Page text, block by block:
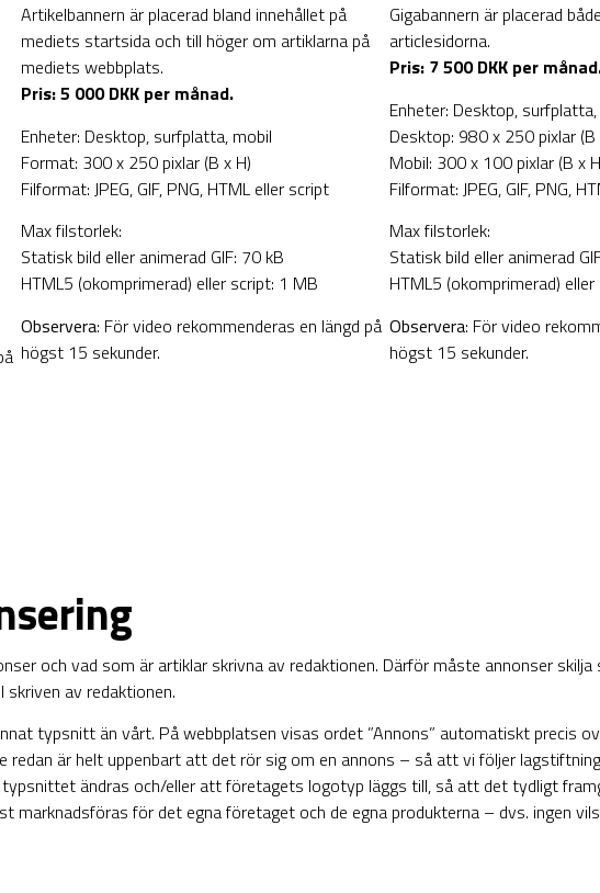
Artikelbannern är placerad bland innehållet på
mediets startsida och till höger om artiklarna på
mediets webbplats.
Pris: 5 000 DKK per månad.
Enheter: Desktop, surfplatta, mobil
Format: 300 x 250 pixlar (B x H)
Filformat: JPEG, GIF, PNG, HTML eller script
Max filstorlek:
Statisk bild eller animerad GIF: 70 kB
HTML5 (okomprimerad) eller script: 1 MB
Observera: För video rekommenderas en längd på
högst 15 sekunder.
Gigabannern är placerad
articlesidorna.
Pris: 7 500 DKK per
Enheter: Desktop,
Desktop: 980 x 250 pixlar (B
Mobil: 300 x 100 pixlar (B x
Filformat: JPEG, GIF, PNG,
Max filstorlek:
Statisk bild eller animerad
HTML5 (okomprimerad)
Observera: För video
högst 15 sekunder.
och vad som är artiklar skrivna av redaktionen. Därför måste annonser
av redaktionen.
typsnitt än vårt. På webbplatsen visas ordet ”Annons” automatiskt precis
är helt uppenbart att det rör sig om en annons – så att vi följer
ändras och/eller att företagets logotyp läggs till, så att det tydligt
marknadsföras för det egna företaget och de egna produkterna – dvs. ingen